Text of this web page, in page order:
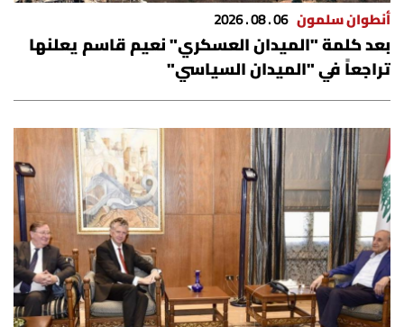
أنطوان سلمون 06 . 08 . 2026
بعد كلمة "الميدان العسكري" نعيم قاسم يعلنها
تراجعاً في "الميدان السياسي"